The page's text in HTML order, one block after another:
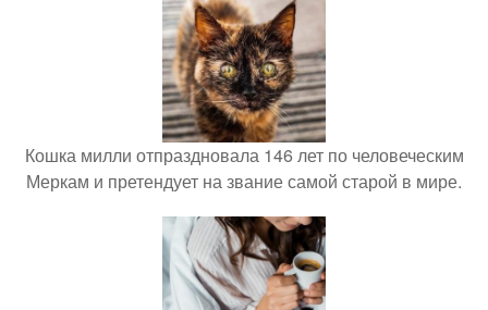
Кошка милли отпраздновала 146 лет по человеческим
Меркам и претендует на звание самой старой в мире.